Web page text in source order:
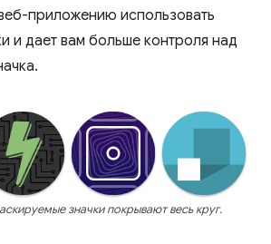
приложению использовать
и дает вам больше контроля над
значки покрывают весь круг.